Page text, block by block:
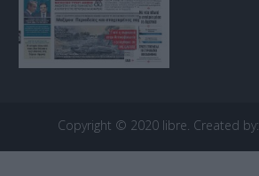
Copyright © 2020 libre. Created by: